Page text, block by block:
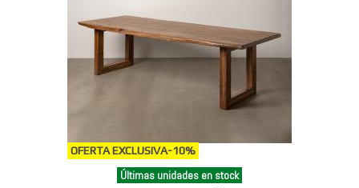
OFERTA EXCLUSIVA-10%
Últimas unidades en stock